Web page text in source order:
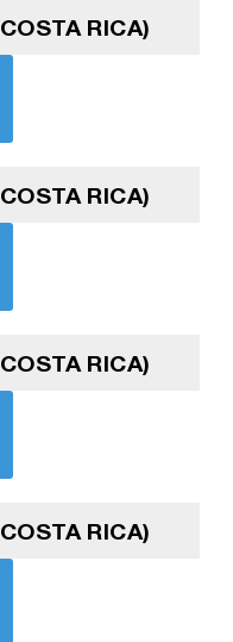
RICA)
RICA)
RICA)
RICA)